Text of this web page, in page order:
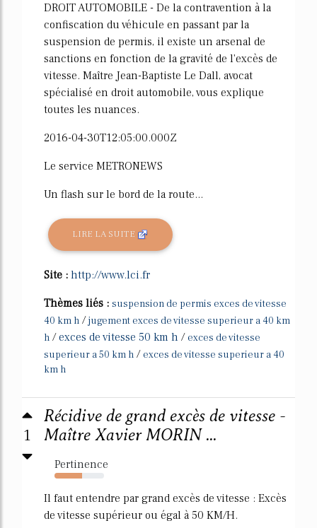
DROIT AUTOMOBILE - De la contravention à la
confiscation du véhicule en passant par la
suspension de permis, il existe un arsenal de
sanctions en fonction de la gravité de l'excès de
vitesse. Maître Jean-Baptiste Le Dall, avocat
spécialisé en droit automobile, vous explique
toutes les nuances.
2016-04-30T12:05:00.000Z
Le service METRONEWS
Un flash sur le bord de la route...
LIRE LA SUITE
Site : http://www.lci.fr
Thèmes liés : suspension de permis exces de vitesse
40 km h /jugement exces de vitesse superieur a 40 km
h /exces de vitesse 50 km h / exces de vitesse
superieur a 50 km h / exces de vitesse superieur a 40
km h
1
Récidive de grand excès de vitesse -
Maître Xavier MORIN ...
Pertinence
56%
Il faut entendre par grand excès de vitesse : Excès
de vitesse supérieur ou égal à 50 KM/H.